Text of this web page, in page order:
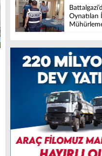
Oynatılan